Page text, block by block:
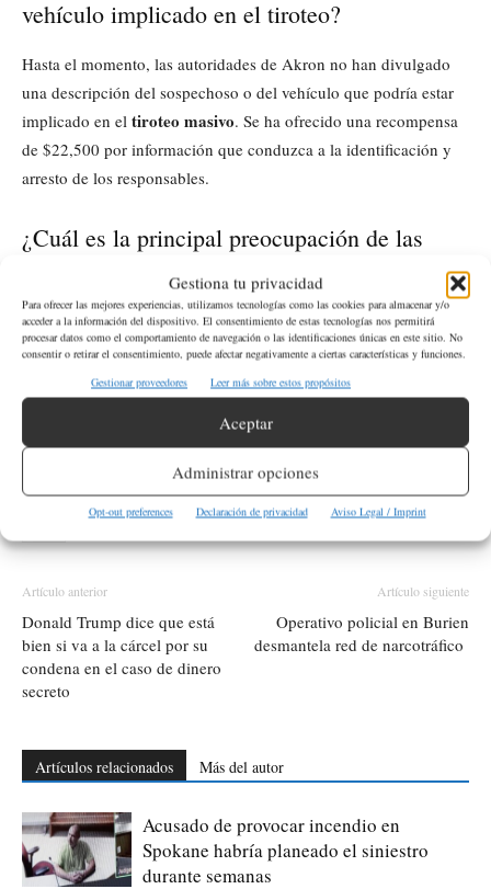
Gestiona tu privacidad
Para ofrecer las mejores experiencias, utilizamos tecnologías como las cookies para almacenar y/o
acceder a la información del dispositivo. El consentimiento de estas tecnologías nos permitirá
procesar datos como el comportamiento de navegación o las identificaciones únicas en este sitio. No
consentir o retirar el consentimiento, puede afectar negativamente a ciertas características y funciones.
Gestionar proveedores
Leer más sobre estos propósitos
Aceptar
Administrar opciones
Opt-out preferences Declaración de privacidad Aviso Legal / Imprint
vehículo implicado en el tiroteo?
Hasta el momento, las autoridades de Akron no han divulgado
una descripción del sospechoso o del vehículo que podría estar
implicado en el tiroteo masivo. Se ha ofrecido una recompensa
de $22,500 por información que conduzca a la identificación y
arresto de los responsables.
¿Cuál es la principal preocupación de las
autoridades tras este tiroteo en Akron?
Además de lainvestigación criminalpara identificar y capturar a
los autores deltiroteo masivo en Akron, Ohio, una de las
principales preocupaciones de la policía es la posibilidad de que
se produzcan represalias violentas. Están trabajando activamente
para prevenir cualquier escalada de violencia en la comunidad.
ETIQUETAS Akron Estados Unidos Ohio Sucesos
Tiroteo
Artículo anterior
Donald Trump dice que está
bien si va a la cárcel por su
condena en el caso de dinero
secreto
Artículo siguiente
Operativo policial en Burien
desmantela red de narcotráfico
Artículos relacionados Más del autor
Acusado de provocar incendio en
Spokane habría planeado el siniestro
durante semanas